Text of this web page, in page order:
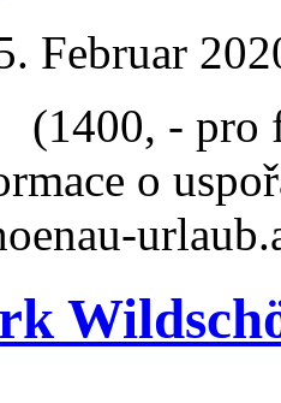
Februar
- pro
o
urlaub